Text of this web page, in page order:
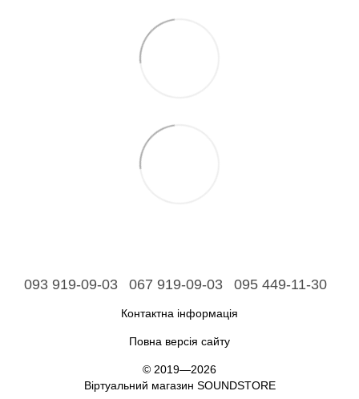
093 919-09-03 067 919-09-03 095 449-11-30
Контактна інформація
Повна версія сайту
© 2019—2026
Віртуальний магазин SOUNDSTORE